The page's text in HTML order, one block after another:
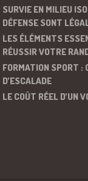
SURVIE EN MILIEU
DÉFENSE SONT
LES ÉLÉMENTS
RÉUSSIR VOTRE
FORMATION SPORT :
D’ESCALADE
LE COÛT RÉEL D’UN